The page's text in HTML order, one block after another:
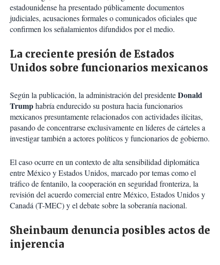
estadounidense ha presentado públicamente documentos
judiciales, acusaciones formales o comunicados oficiales que
confirmen los señalamientos difundidos por el medio.
La creciente presión de Estados
Unidos sobre funcionarios mexicanos
Según la publicación, la administración del presidenteDonald
Trumphabría endurecido su postura hacia funcionarios
mexicanos presuntamente relacionados con actividades ilícitas,
pasando de concentrarse exclusivamente en líderes de cárteles a
investigar también a actores políticos y funcionarios de gobierno.
El caso ocurre en un contexto de alta sensibilidad diplomática
entre México y Estados Unidos, marcado por temas como el
tráfico de fentanilo, la cooperación en seguridad fronteriza, la
revisión del acuerdo comercial entre México, Estados Unidos y
Canadá (T-MEC) y el debate sobre la soberanía nacional.
Sheinbaum denuncia posibles actos de
injerencia